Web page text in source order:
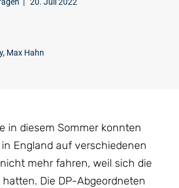
, Max Hahn
in diesem Sommer konnten
England auf verschiedenen
mehr fahren, weil sich die
Die DP-Abgeordneten